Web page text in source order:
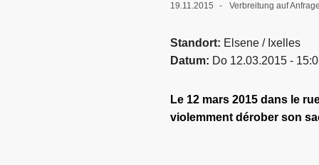
19.11.2015 Verbreitung auf
Standort
Elsene / Ixelles
Datum
Do 12.03.2015 -
Le 12 mars 2015 dans le
violemment dérober son